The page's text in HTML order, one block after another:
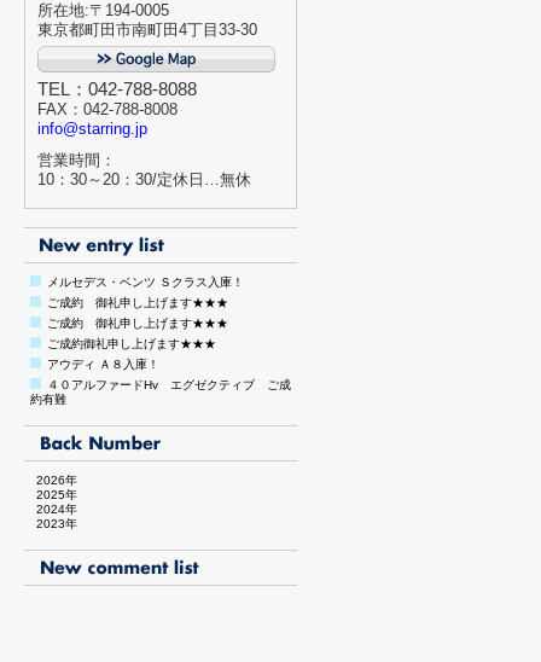
所在地:〒194-0005
東京都町田市南町田4丁目33-30
TEL：042-788-8088
FAX：042-788-8008
info@starring.jp
営業時間：
10：30～20：30/定休日…無休
メルセデス・ベンツ Ｓクラス入庫！
ご成約 御礼申し上げます★★★
ご成約 御礼申し上げます★★★
ご成約御礼申し上げます★★★
アウディ Ａ８入庫！
４０アルファードHv エグゼクティブ ご成
約有難
2026年
2025年
2024年
2023年